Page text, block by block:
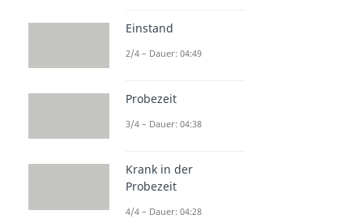
Einstand
2/4 – Dauer: 04:49
Probezeit
3/4 – Dauer: 04:38
Krank in der
Probezeit
4/4 – Dauer: 04:28